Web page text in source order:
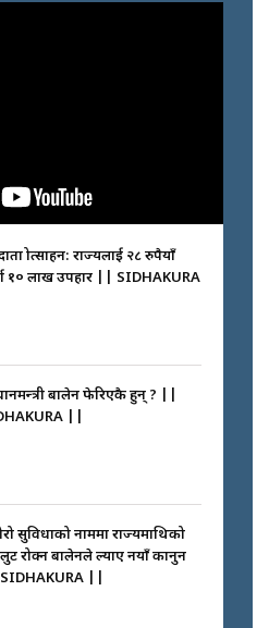
प्रोत्साहन: राज्यलाई २८ रुपैयाँ
१० लाख उपहार || SIDHAKURA
बालेन फेरिएकै हुन् ? ||
||
सुविधाको नाममा राज्यमाथिको
रोक्न बालेनले ल्याए नयाँ कानुन
||